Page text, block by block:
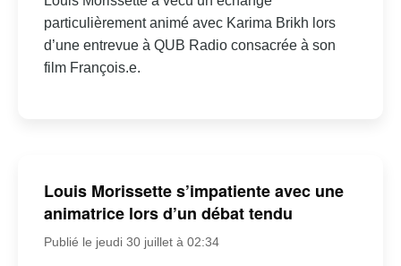
particulièrement animé avec Karima Brikh lors
d’une entrevue à QUB Radio consacrée à son
film François.e.
Louis Morissette s’impatiente avec une
animatrice lors d’un débat tendu
Publié le jeudi 30 juillet à 02:34